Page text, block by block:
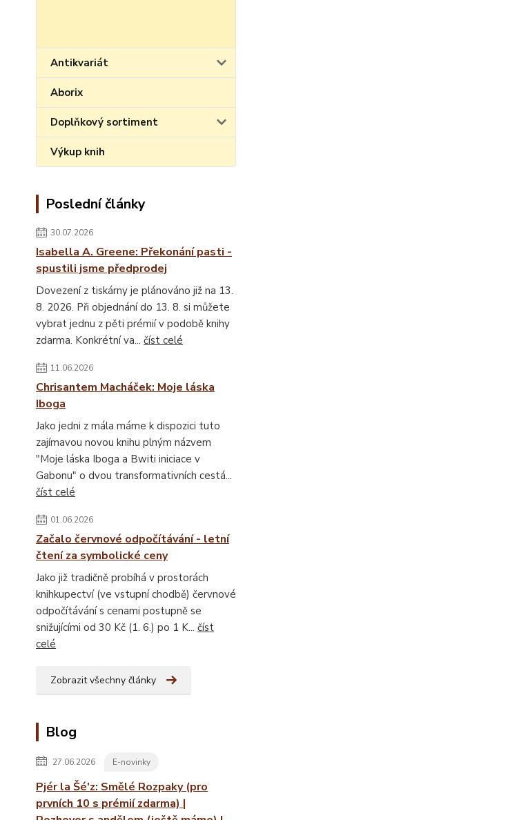
Antikvariát
Aborix
Doplňkový sortiment
Výkup knih
Poslední články
30.07.2026
Isabella A. Greene: Překonání pasti -
spustili jsme předprodej
Dovezení z tiskárny je plánováno již na 13.
8. 2026. Při objednání do 13. 8. si můžete
vybrat jednu z pěti prémií v podobě knihy
zdarma. Konkrétní va... číst celé
11.06.2026
Chrisantem Macháček: Moje láska
Iboga
Jako jedni z mála máme k dispozici tuto
zajímavou novou knihu plným názvem
"Moje láska Iboga a Bwiti iniciace v
Gabonu" o dvou transformativních cestá...
číst celé
01.06.2026
Začalo červnové odpočítávání - letní
čtení za symbolické ceny
Jako již tradičně probíhá v prostorách
knihkupectví (ve vstupní chodbě) červnové
odpočítávání s cenami postupně se
snižujícími od 30 Kč (1. 6.) po 1 K... číst
celé
Zobrazit všechny články
Blog
27.06.2026 E-novinky
Pjér la Šé'z: Smělé Rozpaky (pro
prvních 10 s prémií zdarma) |